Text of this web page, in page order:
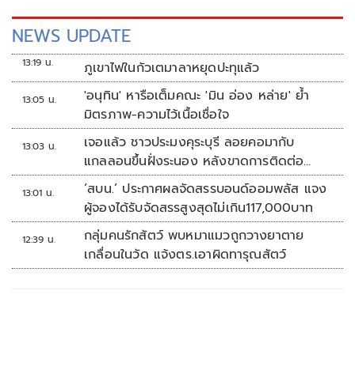
NEWS UPDATE
13:19 น. ภูเขาไฟในกัวเตมาลาหยุดปะทุแล้ว
13:05 น.
'อนุทิน' หารือเต็มคณะ 'มิน อ่อง หล่าย' ย้ำ
มิตรภาพ-ความไว้เนื้อเชื่อใจ
13:03 น.
เจอแล้ว ชาวประมงคุระบุรี ลอยคอมากับ
แกลลอนขึ้นฝั่งระนอง หลังขาดการติดต่อ
หลายวัน
13:01 น.
‘สบน.’ ประกาศผลจัดสรรบอนด์ออมพลัส แจง
ผู้จองได้รับจัดสรรสูงสุดไม่เกิน117,000บาท
12:39 น.
กลุ่มคนรักสัตว์ พบหมาแมวถูกวางยาตาย
เกลื่อนในวัด แจ้งตร.เอาผิดทารุณสัตว์